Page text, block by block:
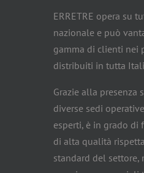
ERRETRE opera su
nazionale e può
gamma di clienti nei
distribuiti in tutta
Grazie alla presenza
diverse sedi
esperti, è in grado di
di alta qualità
standard del settore,